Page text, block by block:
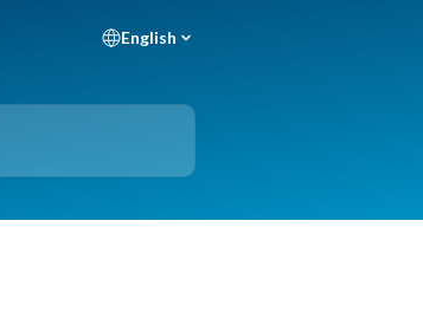
English